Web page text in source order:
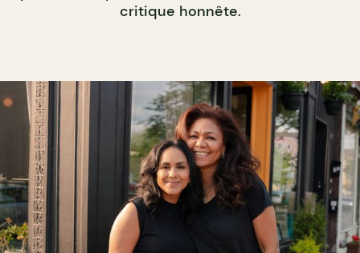
critique honnête.